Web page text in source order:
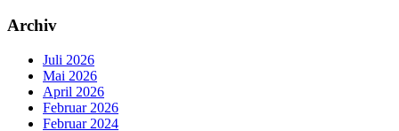
Archiv
Juli 2026
Mai 2026
April 2026
Februar 2026
Februar 2024